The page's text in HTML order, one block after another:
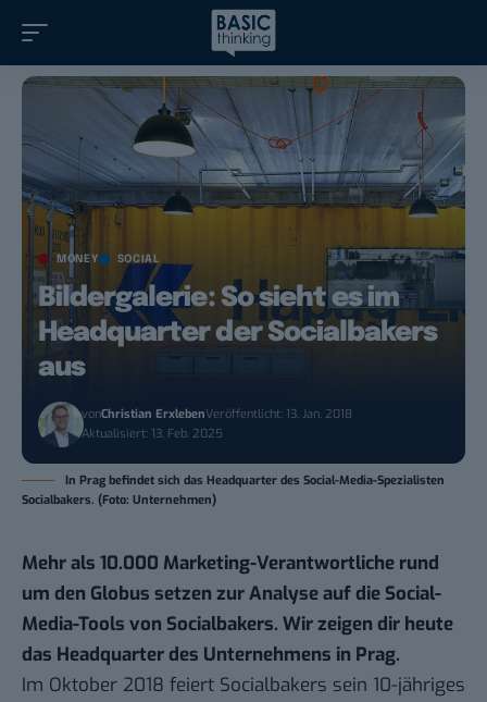
MONEY SOCIAL
Bildergalerie: So sieht es im
Headquarter der Socialbakers
aus
vonChristian ErxlebenVeröffentlicht: 13. Jan. 2018
Aktualisiert: 13. Feb. 2025
In Prag befindet sich das Headquarter des Social-Media-Spezialisten
Socialbakers. (Foto: Unternehmen)
Mehr als 10.000 Marketing-Verantwortliche rund
um den Globus setzen zur Analyse auf die Social-
Media-Tools von Socialbakers. Wir zeigen dir heute
das Headquarter des Unternehmens in Prag.
Im Oktober 2018 feiert Socialbakers sein 10-jähriges